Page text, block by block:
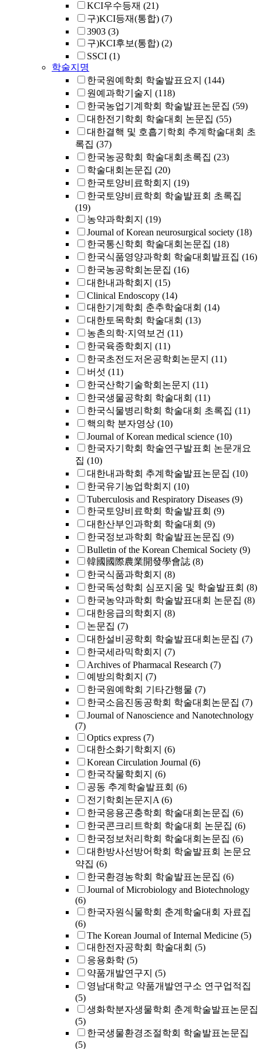
KCI우수등재 (21)
구)KCI등재(통합) (7)
3903 (3)
구)KCI후보(통합) (2)
SSCI (1)
학술지명
한국원예학회 학술발표요지 (144)
원예과학기술지 (118)
한국농업기계학회 학술발표논문집 (59)
대한전기학회 학술대회 논문집 (55)
대한결핵 및 호흡기학회 추계학술대회 초
록집 (37)
한국농공학회 학술대회초록집 (23)
학술대회논문집 (20)
한국토양비료학회지 (19)
한국토양비료학회 학술발표회 초록집
(19)
농약과학회지 (19)
Journal of Korean neurosurgical society (18)
한국통신학회 학술대회논문집 (18)
한국식품영양과학회 학술대회발표집 (16)
한국농공학회논문집 (16)
대한내과학회지 (15)
Clinical Endoscopy (14)
대한기계학회 춘추학술대회 (14)
대한토목학회 학술대회 (13)
농촌의학·지역보건 (11)
한국육종학회지 (11)
한국초전도저온공학회논문지 (11)
버섯 (11)
한국산학기술학회논문지 (11)
한국생물공학회 학술대회 (11)
한국식물병리학회 학술대회 초록집 (11)
핵의학 분자영상 (10)
Journal of Korean medical science (10)
한국자기학회 학술연구발표회 논문개요
집 (10)
대한내과학회 추계학술발표논문집 (10)
한국유기농업학회지 (10)
Tuberculosis and Respiratory Diseases (9)
한국토양비료학회 학술발표회 (9)
대한산부인과학회 학술대회 (9)
한국정보과학회 학술발표논문집 (9)
Bulletin of the Korean Chemical Society (9)
韓國國際農業開發學會誌 (8)
한국식품과학회지 (8)
한국독성학회 심포지움 및 학술발표회 (8)
한국농약과학회 학술발표대회 논문집 (8)
대한응급의학회지 (8)
논문집 (7)
대한설비공학회 학술발표대회논문집 (7)
한국세라믹학회지 (7)
Archives of Pharmacal Research (7)
예방의학회지 (7)
한국원예학회 기타간행물 (7)
한국소음진동공학회 학술대회논문집 (7)
Journal of Nanoscience and Nanotechnology
(7)
Optics express (7)
대한소화기학회지 (6)
Korean Circulation Journal (6)
한국작물학회지 (6)
공동 추계학술발표회 (6)
전기학회논문지A (6)
한국응용곤충학회 학술대회논문집 (6)
한국콘크리트학회 학술대회 논문집 (6)
한국정보처리학회 학술대회논문집 (6)
대한방사선방어학회 학술발표회 논문요
약집 (6)
한국환경농학회 학술발표논문집 (6)
Journal of Microbiology and Biotechnology
(6)
한국자원식물학회 춘계학술대회 자료집
(6)
The Korean Journal of Internal Medicine (5)
대한전자공학회 학술대회 (5)
응용화학 (5)
약품개발연구지 (5)
영남대학교 약품개발연구소 연구업적집
(5)
생화학분자생물학회 춘계학술발표논문집
(5)
한국생물환경조절학회 학술발표논문집
(5)